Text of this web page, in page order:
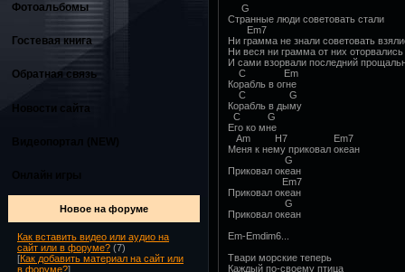
Фотоальбомы
Гостевая книга
Обратная связь
Новости сайта
Новое на форуме
Как вставить видео или аудио на
сайт или в форуме? (7)
[Как добавить материал на сайт или
в форуме?]
G
Странные люди советовать стали
Em7
Ни грамма не знали советовать
Ни веся ни грамма от них оторвались
И сами взорвали последний
C Em
Корабль в огне
C G
Корабль в дыму
C G
Его ко мне
Am H7 Em7
Меня к нему приковал океан
G
Приковал океан
Em7
Приковал океан
G
Приковал океан
Em-Emdim6...
Твари морские теперь
Каждый по-своему птица